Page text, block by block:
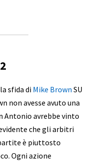
sfida di Mike Brown SU
non avesse avuto una
Antonio avrebbe vinto
che gli arbitri
è piuttosto
Ogni azione